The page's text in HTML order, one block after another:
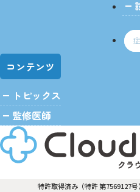
コンテンツ
トピックス
監修医師
特許取得済み（特許 第7569127号）